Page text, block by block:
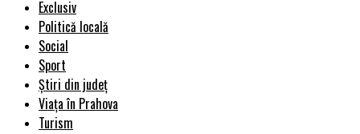
Exclusiv
Politică locală
Social
Sport
Știri din județ
Viața în Prahova
Turism